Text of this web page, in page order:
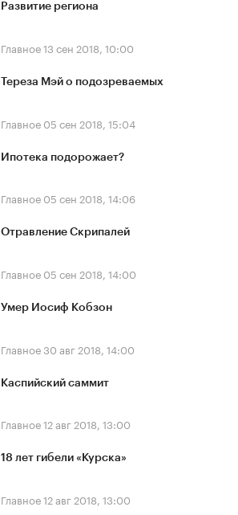
Развитие региона
Главное13 сен 2018, 10:00
Тереза Мэй о подозреваемых
Главное 05 сен 2018, 15:04
Ипотека подорожает?
Главное 05 сен 2018, 14:06
Отравление Скрипалей
Главное 05 сен 2018, 14:00
Умер Иосиф Кобзон
Главное30 авг 2018, 14:00
Каспийский саммит
Главное12 авг 2018, 13:00
18 лет гибели «Курска»
Главное12 авг 2018, 13:00